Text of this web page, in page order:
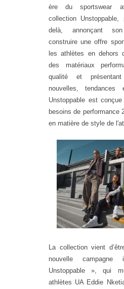
ère du sportswear
collection
delà, annonçant
construire une offre
les athlètes en dehors
des matériaux
qualité et
nouvelles,
Unstoppable est
besoins de performance
en matière de style de
La collection vient
nouvelle
Unstoppable », qui
athlètes UA Eddie